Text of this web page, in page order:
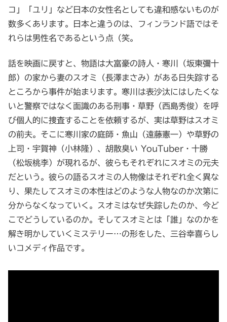
コ」「ユリ」など日本の女性名としても違和感ないものが
数多くあります。日本と違うのは、フィンランド語ではそ
れらは男性名であるという点（笑。
話を映画に戻すと、物語は大富豪の詩人・寒川（坂東彌十
郎）の家から妻のスオミ（長澤まさみ）がある日失踪する
ところから事件が始まります。寒川は表沙汰にはしたくな
いと警察ではなく面識のある刑事・草野（西島秀俊）を呼
び個人的に捜査することを依頼するが、実は草野はスオミ
の前夫。そこに寒川家の庭師・魚山（遠藤憲一）や草野の
上司・宇賀神（小林隆）、胡散臭い YouTuber・十勝
（松坂桃李）が現れるが、彼らもそれぞれにスオミの元夫
だという。彼らの語るスオミの人物像はそれぞれ全く異な
り、果たしてスオミの本性はどのような人物なのか次第に
分からなくなっていく。スオミはなぜ失踪したのか、今ど
こでどうしているのか。そしてスオミとは「誰」なのかを
解き明かしていくミステリー…の形をした、三谷幸喜らし
いコメディ作品です。